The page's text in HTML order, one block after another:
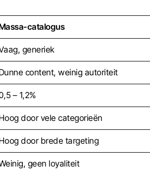
catalogus
generiek
content, weinig autoriteit
– 1,2%
door vele categorieën
door brede targeting
geen loyaliteit